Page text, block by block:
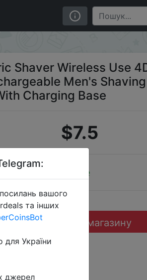
Machine Waterproof With
Shaver Wireless Use
Men's
Charging Base
$7.5
Sale
Перейти до магазину
вашого
та інших
для України
джерел